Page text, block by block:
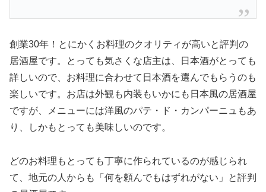
創業30年！とにかくお料理のクオリティが高いと評判の
居酒屋です。とっても気さくな店主は、日本酒がとっても
詳しいので、お料理に合わせて日本酒を選んでもらうのも
楽しいです。お店は外観も内装もいかにも日本風の居酒屋
ですが、メニューには洋風のパテ・ド・カンパーニュもあ
り、しかもとっても美味しいのです。
どのお料理もとっても丁寧に作られているのが感じられ
て、地元の人からも「何を頼んでもはずれがない」と評判